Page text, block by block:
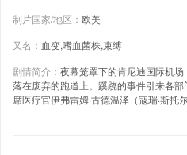
制片国家/地区： 欧美
又名： 血变,嗜血菌株,束缚
剧情简介： 夜幕笼罩下的肯尼迪国际机
落在废弃的跑道上。蹊跷的事件引来各
席医疗官伊弗雷姆·古德温泽（寇瑞·斯托